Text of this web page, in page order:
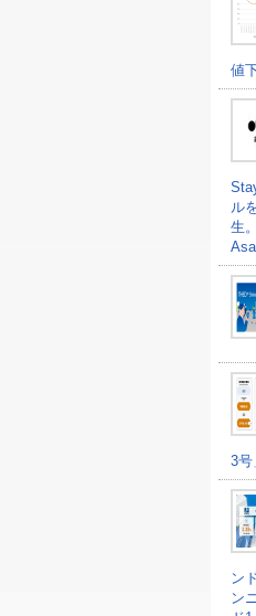
値
ル
生
3号
ン
ン